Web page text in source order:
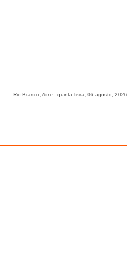
Rio Branco, Acre - quinta-feira, 06 agosto, 2026